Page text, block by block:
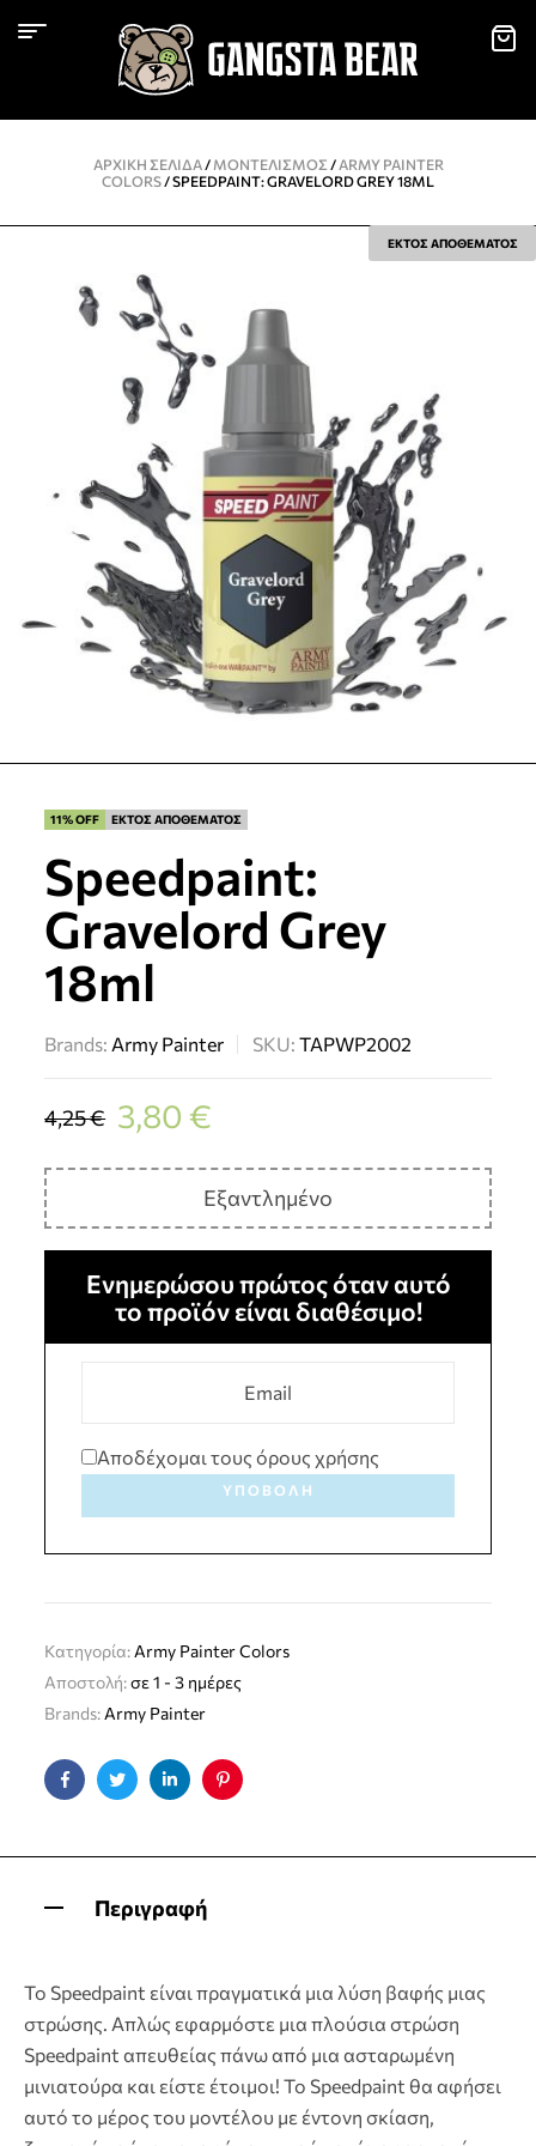
ΑΡΧΙΚΉ ΣΕΛΊΔΑ/ ΜΟΝΤΕΛΙΣΜΌΣ / ARMY PAINTER
COLORS/ SPEEDPAINT: GRAVELORD GREY 18ML
ΕΚΤΟΣ ΑΠΟΘΕΜΑΤΟΣ
11% OFF ΕΚΤΟΣ ΑΠΟΘΕΜΑΤΟΣ
Speedpaint:
Gravelord Grey
18ml
Brands: Army Painter SKU:TAPWP2002
4,25€ 3,80€
Εξαντλημένο
Ενημερώσου πρώτος όταν αυτό
το προϊόν είναι διαθέσιμο!
Αποδέχομαι τους όρους χρήσης
ΥΠΟΒΟΛΉ
Κατηγορία: Army Painter Colors
Αποστολή:σε 1 - 3 ημέρες
Brands: Army Painter
FacebookTwitterLinkedinPinterest
Περιγραφή
Το Speedpaint είναι πραγματικά μια λύση βαφής μιας
στρώσης. Απλώς εφαρμόστε μια πλούσια στρώση
Speedpaint απευθείας πάνω από μια ασταρωμένη
μινιατούρα και είστε έτοιμοι! Το Speedpaint θα αφήσει
αυτό το μέρος του μοντέλου με έντονη σκίαση,